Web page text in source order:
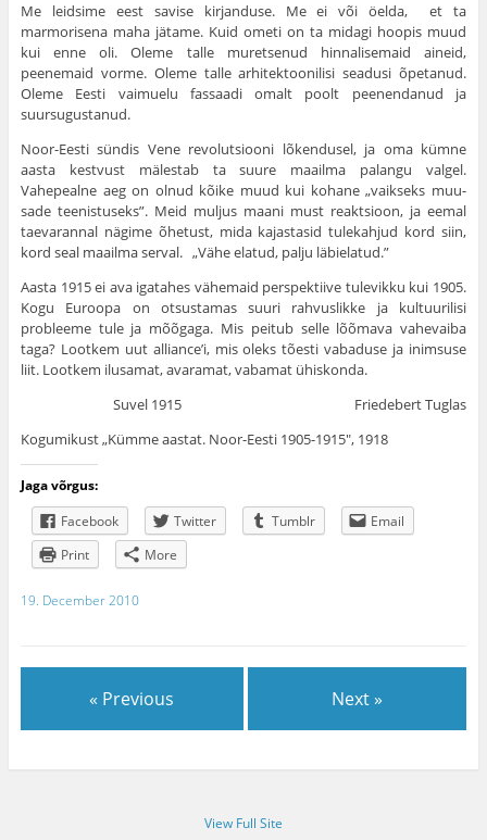
Me leidsime eest savise kirjanduse. Me ei või öelda, et ta
marmorisena maha jätame. Kuid ometi on ta midagi hoopis muud
kui enne oli. Oleme talle muretsenud hinnalisemaid aineid,
peenemaid vorme. Oleme talle arhitektoonilisi seadusi õpetanud.
Oleme Eesti vaimuelu fassaadi omalt poolt peenendanud ja
suursugustanud.
Noor-Eesti sündis Vene revolutsiooni lõken­dusel, ja oma kümne
aasta kestvust mälestab ta suure maailma palangu valgel.
Vahepealne aeg on olnud kõike muud kui kohane „vaikseks muu­
sade teenistuseks”. Meid muljus maani must reaktsioon, ja eemal
taevarannal nägime õhetust, mida kajastasid tulekahjud kord siin,
kord seal maailma serval. „Vähe elatud, palju läbielatud.”
Aasta 1915 ei ava igatahes vähemaid perspek­tiive tulevikku kui 1905.
Kogu Euroopa on otsus­tamas suuri rahvuslikke ja kultuurilisi
probleeme tule ja mõõgaga. Mis peitub selle lõõmava vahevaiba
taga? Lootkem uut alliance’i, mis oleks tõesti vabaduse ja inimsuse
liit. Lootkem ilusa­mat, avaramat, vabamat ühiskonda.
Suvel 1915 Friedebert Tuglas
Kogumikust „Kümme aastat. Noor-Eesti 1905-1915″, 1918
Jaga võrgus:
Facebook
Twitter Tumblr
Email
Print
More
19. December 2010
« Previous Next »
View Full Site